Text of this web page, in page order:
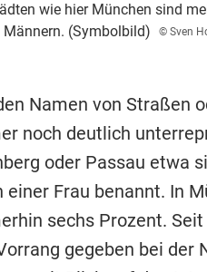
wie hier München sind
(Symbolbild)
© Sven
Namen von Straßen
noch deutlich
oder Passau etwa
einer Frau benannt. In
sechs Prozent.
gegeben bei der